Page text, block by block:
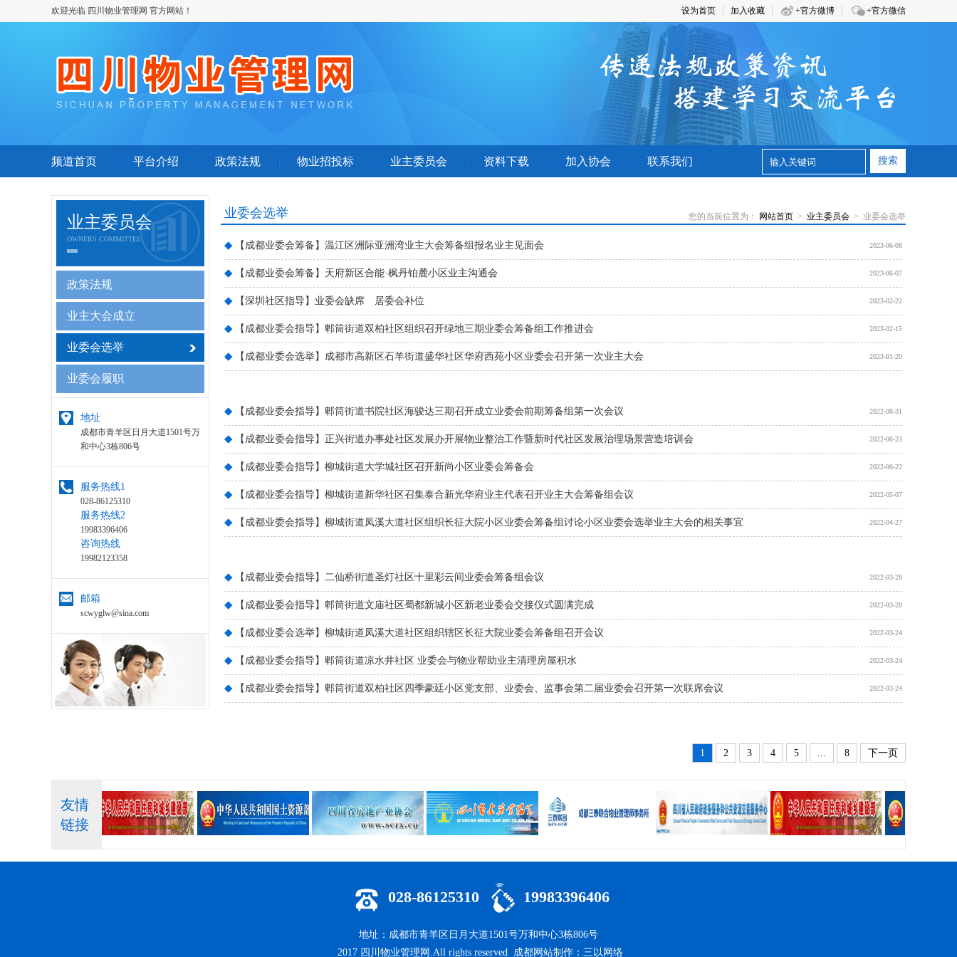
欢迎光临 四川物业管理网 官方网站！ +官方微信
+官方微博
加入收藏
设为首页
频道首页 平台介绍 政策法规 物业招投标 业主委员会 资料下载 加入协会 联系我们 搜索
业主委员会
OWNERS COMMITTEE
政策法规
业主大会成立
业委会选举
业委会履职
地址
成都市青羊区日月大道1501号万
和中心3栋806号
服务热线1
028-86125310
服务热线2
19983396406
咨询热线
19982123358
邮箱
scwyglw@sina.com
业委会选举 您的当前位置为： 网站首页 > 业主委员会 > 业委会选举
◆ 【成都业委会筹备】温江区洲际亚洲湾业主大会筹备组报名业主见面会 2023-06-08
◆ 【成都业委会筹备】天府新区合能·枫丹铂麓小区业主沟通会 2023-06-07
◆ 【深圳社区指导】业委会缺席 居委会补位 2023-02-22
◆ 【成都业委会指导】郫筒街道双柏社区组织召开绿地三期业委会筹备组工作推进会 2023-02-15
◆ 【成都业委会选举】成都市高新区石羊街道盛华社区华府西苑小区业委会召开第一次业主大会 2023-01-20
◆ 【成都业委会指导】郫筒街道书院社区海骏达三期召开成立业委会前期筹备组第一次会议 2022-08-31
◆ 【成都业委会指导】正兴街道办事处社区发展办开展物业整治工作暨新时代社区发展治理场景营造培训会 2022-06-23
◆ 【成都业委会指导】柳城街道大学城社区召开新尚小区业委会筹备会 2022-06-22
◆ 【成都业委会指导】柳城街道新华社区召集泰合新光华府业主代表召开业主大会筹备组会议 2022-05-07
◆ 【成都业委会指导】柳城街道凤溪大道社区组织长征大院小区业委会筹备组讨论小区业委会选举业主大会的相关事宜 2022-04-27
◆ 【成都业委会指导】二仙桥街道圣灯社区十里彩云间业委会筹备组会议 2022-03-28
◆ 【成都业委会指导】郫筒街道文庙社区蜀都新城小区新老业委会交接仪式圆满完成 2022-03-28
◆ 【成都业委会选举】柳城街道凤溪大道社区组织辖区长征大院业委会筹备组召开会议 2022-03-24
◆ 【成都业委会指导】郫筒街道凉水井社区 业委会与物业帮助业主清理房屋积水 2022-03-24
◆ 【成都业委会指导】郫筒街道双柏社区四季豪廷小区党支部、业委会、监事会第二届业委会召开第一次联席会议 2022-03-24
1 2 3 4 5 ... 8 下一页
友情
链接
028-86125310 19983396406
地址：成都市青羊区日月大道1501号万和中心3栋806号
2017 四川物业管理网 .All rights reserved 成都网站制作： 三以网络